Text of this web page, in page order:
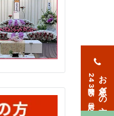
お急ぎの方
24時間365日対応